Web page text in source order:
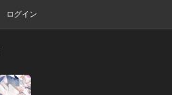
ログイン